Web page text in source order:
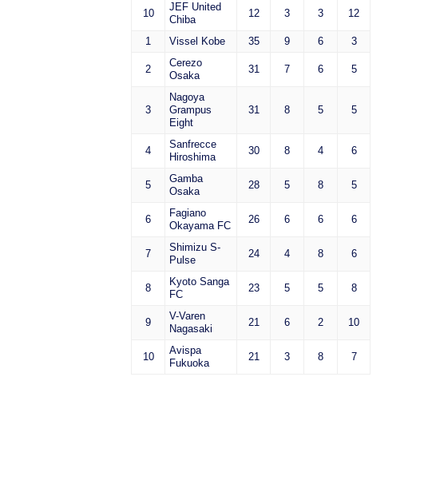
10
JEF United
Chiba
12 3 3 12
1 Vissel Kobe 35 9 6 3
2
Cerezo
Osaka
31 7 6 5
3
Nagoya
Grampus
Eight
31 8 5 5
4
Sanfrecce
Hiroshima
30 8 4 6
5
Gamba
Osaka
28 5 8 5
6
Fagiano
Okayama FC
26 6 6 6
7
Shimizu S-
Pulse
24 4 8 6
8
Kyoto Sanga
FC
23 5 5 8
9
V-Varen
Nagasaki
21 6 2 10
10
Avispa
Fukuoka
21 3 8 7